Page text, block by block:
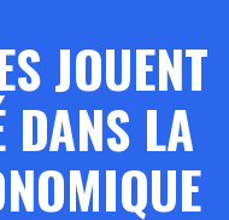
JOUENT
DANS LA